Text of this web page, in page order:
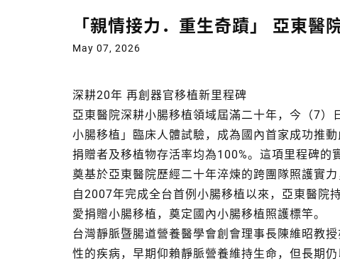
會責任的道路上，才能屹立不搖，站穩
跟，大步前行。
域涵蓋十大產業，生產
「親情接力．重生奇蹟」 亞東
May 07, 2026
深耕20年 再創器官移植新里程碑
亞東醫院深耕小腸移植領域屆滿二十年，今（7
小腸移植」臨床人體試驗，成為國內首家成功推
捐贈者及移植物存活率均為100%。這項里程碑
奠基於亞東醫院歷經二十年淬煉的跨團隊照護實
自2007年完成全台首例小腸移植以來，亞東醫院
愛捐贈小腸移植，奠定國內小腸移植照護標竿。
台灣靜脈暨腸道營養醫學會創會理事長陳維昭教
性的疾病，早期仰賴靜脈營養維持生命，但長期